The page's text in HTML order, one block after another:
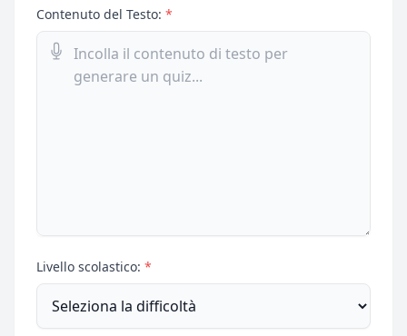
Contenuto del Testo: *
Livello scolastico: *